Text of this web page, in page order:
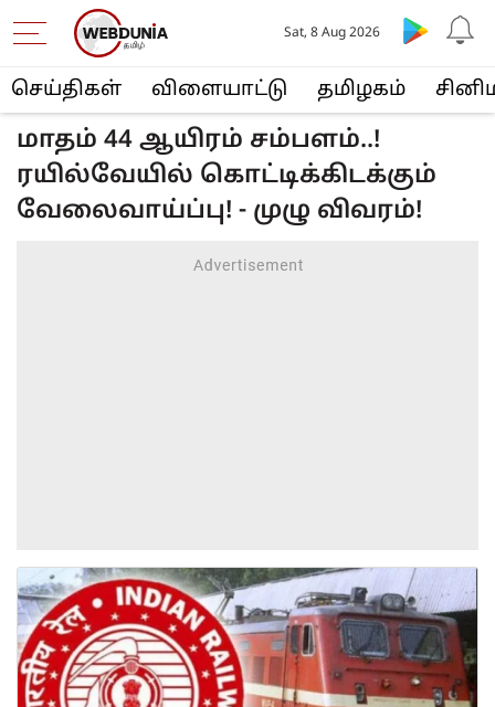
செய்திகள் விளையா‌ட்டு த‌மிழக‌ம்
Sat, 8 Aug 2026
மாதம் 44 ஆயிரம் சம்பளம்..!
ரயில்வேயில் கொட்டிக்கிடக்கும்
வேலைவாய்ப்பு! - முழு விவரம்!